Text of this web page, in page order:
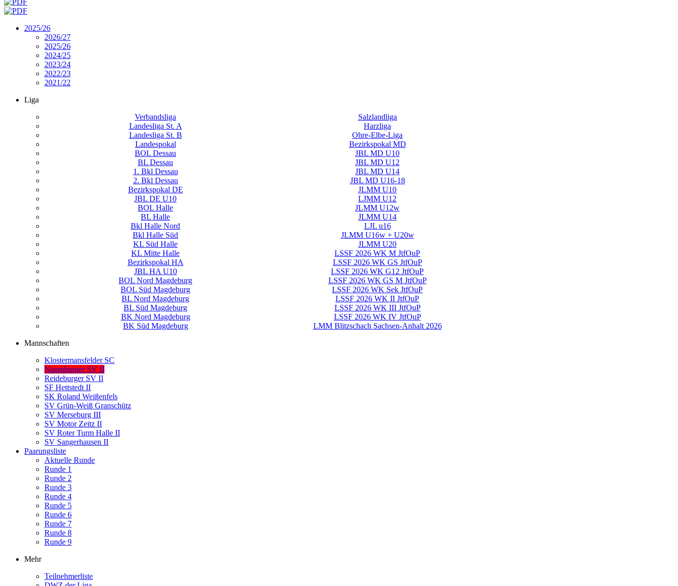
2025/26
2026/27
2025/26
2024/25
2023/24
2022/23
2021/22
Liga
Verbandsliga
Salzlandliga
Landesliga St. A
Harzliga
Landesliga St. B
Ohre-Elbe-Liga
Landespokal
Bezirkspokal MD
BOL Dessau
JBL MD U10
BL Dessau
JBL MD U12
1. Bkl Dessau
JBL MD U14
2. Bkl Dessau
JBL MD U16-18
Bezirkspokal DE
JLMM U10
JBL DE U10
LJMM U12
BOL Halle
JLMM U12w
BL Halle
JLMM U14
Bkl Halle Nord
LJL u16
Bkl Halle Süd
JLMM U16w + U20w
KL Süd Halle
JLMM U20
KL Mitte Halle
LSSF 2026 WK M JtfOuP
Bezirkspokal HA
LSSF 2026 WK GS JtfOuP
JBL HA U10
LSSF 2026 WK G12 JtfOuP
BOL Nord Magdeburg
LSSF 2026 WK GS M JtfOuP
BOL Süd Magdeburg
LSSF 2026 WK Sek JtfOuP
BL Nord Magdeburg
LSSF 2026 WK II JtfOuP
BL Süd Magdeburg
LSSF 2026 WK III JtfOuP
BK Nord Magdeburg
LSSF 2026 WK IV JtfOuP
BK Süd Magdeburg
LMM Blitzschach Sachsen-Anhalt 2026
Mannschaften
Klostermansfelder SC
Naumburger SV II
Reideburger SV II
SF Hettstedt II
SK Roland Weißenfels
SV Grün-Weiß Granschütz
SV Merseburg III
SV Motor Zeitz II
SV Roter Turm Halle II
SV Sangerhausen II
Paarungsliste
Aktuelle Runde
Runde 1
Runde 2
Runde 3
Runde 4
Runde 5
Runde 6
Runde 7
Runde 8
Runde 9
Mehr
Teilnehmerliste